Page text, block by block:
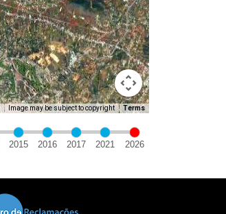
Image may be subject to copyright Terms
2015 2016 2017 2021 2026